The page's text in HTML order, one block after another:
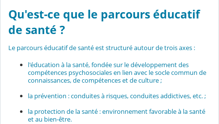
Qu'est-ce que le parcours éducatif
de santé ?
Le parcours éducatif de santé est structuré autour de trois axes :
l'éducation à la santé, fondée sur le développement des
compétences psychosociales en lien avec le socle commun de
connaissances, de compétences et de culture ;
la prévention : conduites à risques, conduites addictives, etc. ;
la protection de la santé : environnement favorable à la santé
et au bien-être.